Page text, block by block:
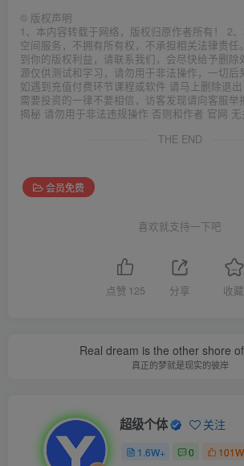
© 版权声明
1、本内容转载于网络，版权归原作者所有！ 2
空间服务，不拥有所有权，不承担相关法律责任
到你的版权利益，请联系我们，会尽快给予删除
源仅供测试和学习，请勿用于非法操作，一切后
如遇到充值付费环节课程或软件 请马上删除退
需要投资的一律不要相信，访客发现请向客服举
揭秘 请勿用于非法违规操作 否则和作者 官网 无
THE END
会员免费
喜欢就支持一下吧
点赞 125 分享 收藏
Real dream is the other shore
真正的梦就是现实的彼岸
超级个体 关注
1.6W+ 0